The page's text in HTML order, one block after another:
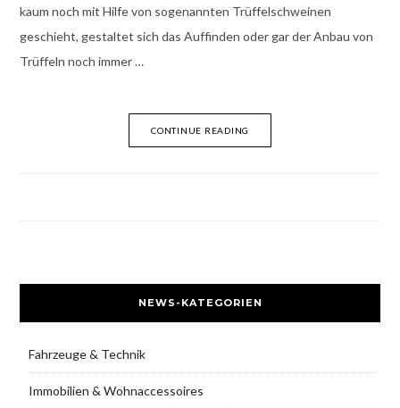
kaum noch mit Hilfe von sogenannten Trüffelschweinen
geschieht, gestaltet sich das Auffinden oder gar der Anbau von
Trüffeln noch immer …
CONTINUE READING
NEWS-KATEGORIEN
Fahrzeuge & Technik
Immobilien & Wohnaccessoires